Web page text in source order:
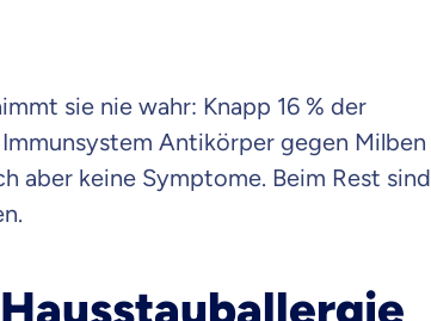
sie nie wahr: Knapp 16 % der
Antikörper gegen Milben
aber keine Symptome. Beim Rest sind